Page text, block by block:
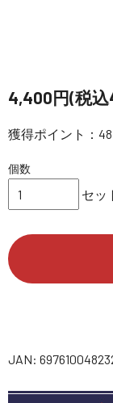
サポート・Q&A /
4,400円(税
獲得ポイント：48
個数
セッ
JAN: